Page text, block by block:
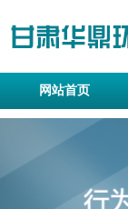
网站首页